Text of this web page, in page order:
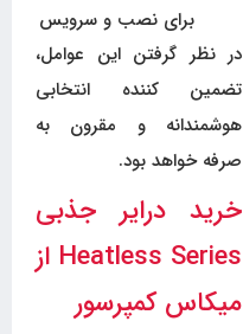
برای نصب و سرویس
در نظر گرفتن این عوامل،
تضمین کننده انتخابی
هوشمندانه و مقرون به
صرفه خواهد بود.
خرید درایر جذبی
Heatless Series از
میکاس کمپرسور